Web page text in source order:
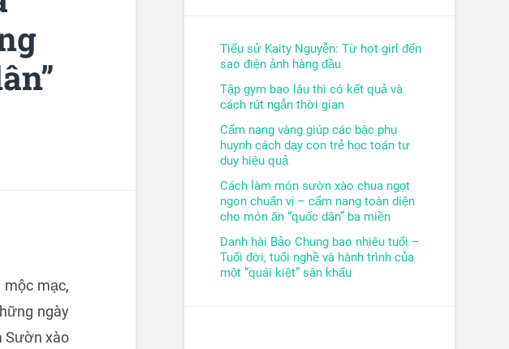
mạc,
ngày
Sườn xào
Tiểu sử Kaity Nguyễn: Từ hot girl đến
sao điện ảnh hàng đầu
Tập gym bao lâu thì có kết quả và
cách rút ngắn thời gian
Cẩm nang vàng giúp các bậc phụ
huynh cách dạy con trẻ học toán tư
duy hiệu quả
Cách làm món sườn xào chua ngọt
ngon chuẩn vị – cẩm nang toàn diện
cho món ăn “quốc dân” ba miền
Danh hài Bảo Chung bao nhiêu tuổi –
Tuổi đời, tuổi nghề và hành trình của
một “quái kiệt” sân khấu